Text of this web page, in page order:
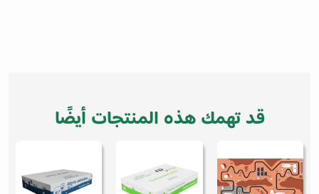
قد تهمك هذه المنتجات أيضًا